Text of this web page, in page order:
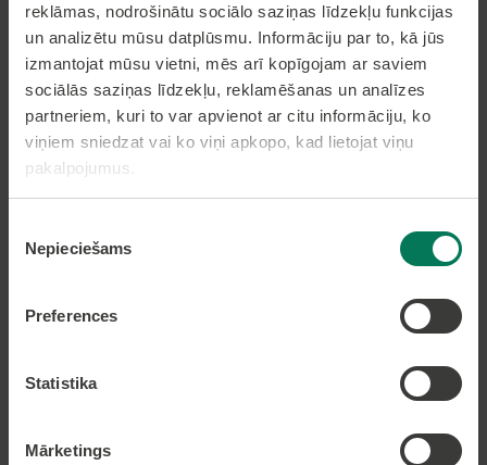
reklāmas, nodrošinātu sociālo saziņas līdzekļu funkcijas
un analizētu mūsu datplūsmu. Informāciju par to, kā jūs
izmantojat mūsu vietni, mēs arī kopīgojam ar saviem
sociālās saziņas līdzekļu, reklamēšanas un analīzes
partneriem, kuri to var apvienot ar citu informāciju, ko
viņiem sniedzat vai ko viņi apkopo, kad lietojat viņu
pakalpojumus.
izvēle
Nepieciešams
Preferences
Statistika
Mārketings
Pierakstīties uz avīzi
Pakalpojumi
Dzīvesvietas deklarēšana
Nekustamā īpašuma nodokļa samaksa caur
Kontakti